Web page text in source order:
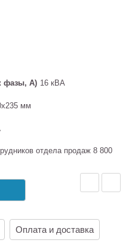
фазы, А) 16 кВА
мм
отдела продаж 8 800
Оплата и доставка